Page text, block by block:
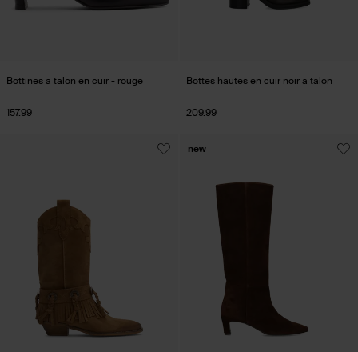
Bottines à talon en cuir - rouge
157.99
Bottes hautes en cuir noir à talon
209.99
new